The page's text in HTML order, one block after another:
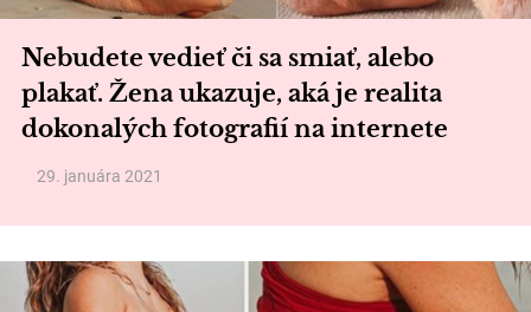
Nebudete vedieť či sa smiať, alebo
plakať. Žena ukazuje, aká je realita
dokonalých fotografií na internete
29. januára 2021